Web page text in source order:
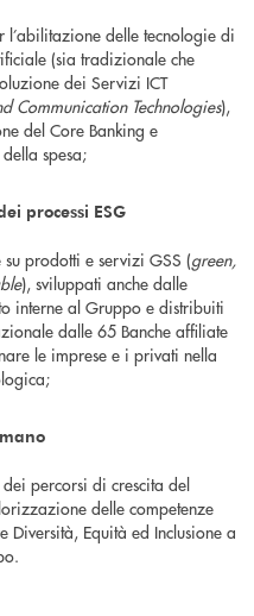
l’abilitazione delle tecnologie di
(sia tradizionale che
dei Servizi ICT
Communication Technologies),
del Core Banking e
spesa;
processi ESG
prodotti e servizi GSS (green,
), sviluppati anche dalle
interne al Gruppo e distribuiti
dalle 65 Banche affiliate
le imprese e i privati nella
percorsi di crescita del
delle competenze
Diversità, Equità ed Inclusione a